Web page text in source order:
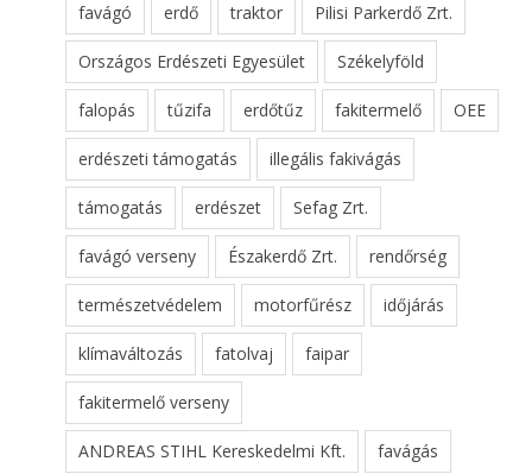
favágó erdő traktor Pilisi Parkerdő Zrt.
Országos Erdészeti Egyesület Székelyföld
falopás tűzifa erdőtűz fakitermelő OEE
erdészeti támogatás illegális fakivágás
támogatás erdészet Sefag Zrt.
favágó verseny Északerdő Zrt. rendőrség
természetvédelem motorfűrész időjárás
klímaváltozás fatolvaj faipar
fakitermelő verseny
ANDREAS STIHL Kereskedelmi Kft. favágás